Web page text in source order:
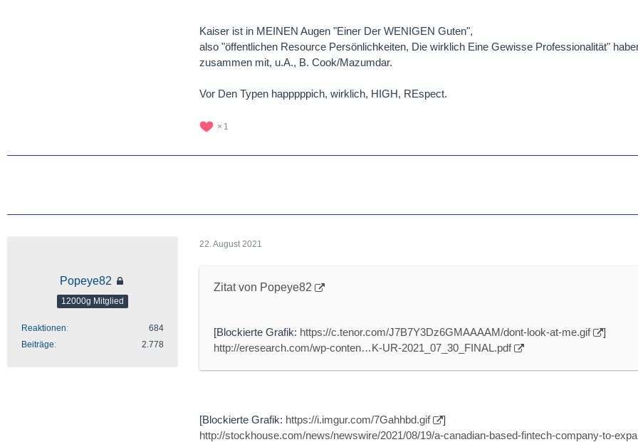
Kaiser ist in MEINEN Augen "Einer Der WENIGEN Guten",
also "öffentlichen Resource Persönlichkeiten, Die wirklich Eine Gewisse Professionalität"
zusammen mit, u.A., B. Cook/Mazumdar.
Vor Den Typen happpppich, wirklich, HIGH, REspect.
1
Popeye82
12000g Mitglied
Reaktionen
684
Beiträge
2.778
22. August 2021
Zitat von Popeye82
[Blockierte Grafik: https://c.tenor.com/J7B7Y3Dz6GMAAAAM/dont-look-at-me.gif
]
http://eresearch.com/wp-conten…K-UR-2021_07_30_FINAL.pdf
[Blockierte Grafik: https://i.imgur.com/7Gahhbd.gif
]
http://stockhouse.com/news/newswire/2021/08/19/a-canadian-based-fintech-company-to-